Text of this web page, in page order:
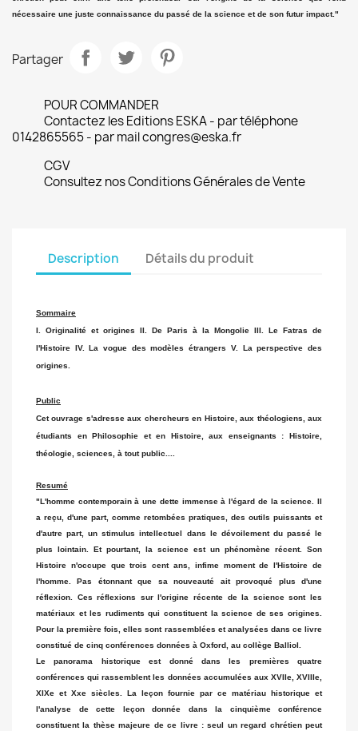
nécessaire une juste connaissance du passé de la science et de son futur impact."
Partager
POUR COMMANDER
Contactez les Editions ESKA - par téléphone
0142865565 - par mail congres@eska.fr
CGV
Consultez nos Conditions Générales de Vente
Description Détails du produit
Sommaire
I. Originalité et origines II. De Paris à la Mongolie III. Le Fatras de
l'Histoire IV. La vogue des modèles étrangers V. La perspective des
origines.
Public
Cet ouvrage s'adresse aux chercheurs en Histoire, aux théologiens, aux
étudiants en Philosophie et en Histoire, aux enseignants : Histoire,
théologie, sciences, à tout public....
Resumé
"L'homme contemporain à une dette immense à l'égard de la science. Il
a reçu, d'une part, comme retombées pratiques, des outils puissants et
d'autre part, un stimulus intellectuel dans le dévoilement du passé le
plus lointain. Et pourtant, la science est un phénomène récent. Son
Histoire n'occupe que trois cent ans, infime moment de l'Histoire de
l'homme. Pas étonnant que sa nouveauté ait provoqué plus d'une
réflexion. Ces réflexions sur l'origine récente de la science sont les
matériaux et les rudiments qui constituent la science de ses origines.
Pour la première fois, elles sont rassemblées et analysées dans ce livre
constitué de cinq conférences données à Oxford, au collège Balliol.
Le panorama historique est donné dans les premières quatre
conférences qui rassemblent les données accumulées aux XVIIe, XVIIIe,
XIXe et Xxe siècles. La leçon fournie par ce matériau historique et
l'analyse de cette leçon donnée dans la cinquième conférence
constituent la thèse majeure de ce livre : seul un regard chrétien peut